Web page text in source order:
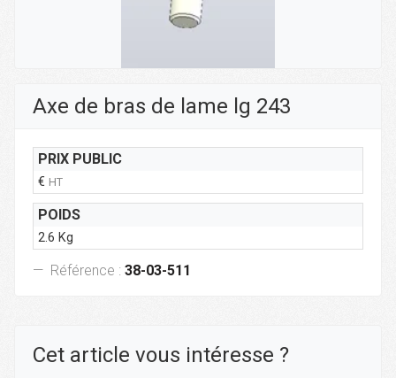
Axe de bras de lame lg 243
PRIX PUBLIC
€ HT
POIDS
2.6 Kg
Référence : 38-03-511
Cet article vous intéresse ?